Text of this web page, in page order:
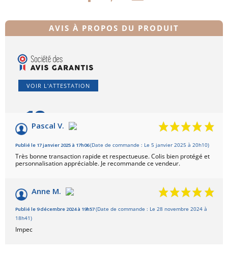
AVIS À PROPOS DU PRODUIT
VOIR L'ATTESTATION
10/10
Basé sur 2 avis
Pascal V.
Publié le 17 janvier 2025 à 17h06(Date de commande : Le 5 janvier 2025 à 20h10)
Très bonne transaction rapide et respectueuse. Colis bien protégé et
personnalisation appréciable. Je recommande ce vendeur.
Anne M.
Publié le 9 décembre 2024 à 19h57(Date de commande : Le 28 novembre 2024 à
18h41)
Impec